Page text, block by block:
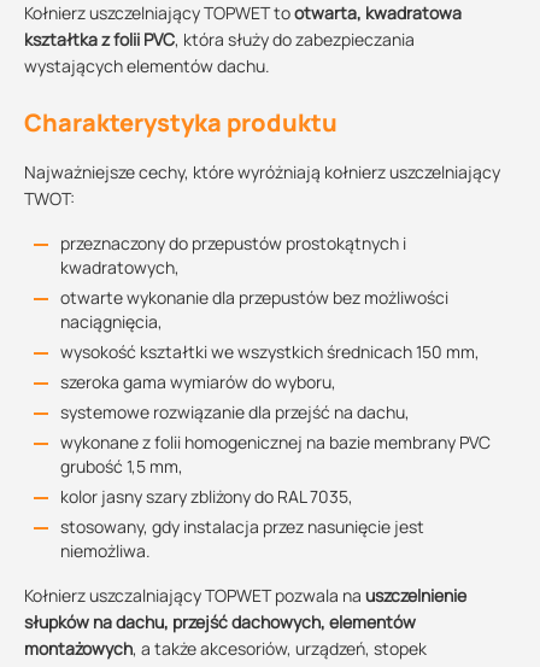
Kołnierz uszczelniający TOPWET tootwarta, kwadratowa
kształtka z folii PVC, która służy do zabezpieczania
wystających elementów dachu.
Charakterystyka produktu
Najważniejsze cechy, które wyróżniają kołnierz uszczelniający
TWOT:
przeznaczony do przepustów prostokątnych i
kwadratowych,
otwarte wykonanie dla przepustów bez możliwości
naciągnięcia,
wysokość kształtki we wszystkich średnicach 150 mm,
szeroka gama wymiarów do wyboru,
systemowe rozwiązanie dla przejść na dachu,
wykonane z folii homogenicznej na bazie membrany PVC
grubość 1,5 mm,
kolor jasny szary zbliżony do RAL 7035,
stosowany, gdy instalacja przez nasunięcie jest
niemożliwa.
Kołnierz uszczalniający TOPWET pozwala na uszczelnienie
słupków na dachu, przejść dachowych, elementów
montażowych, a także akcesoriów, urządzeń, stopek